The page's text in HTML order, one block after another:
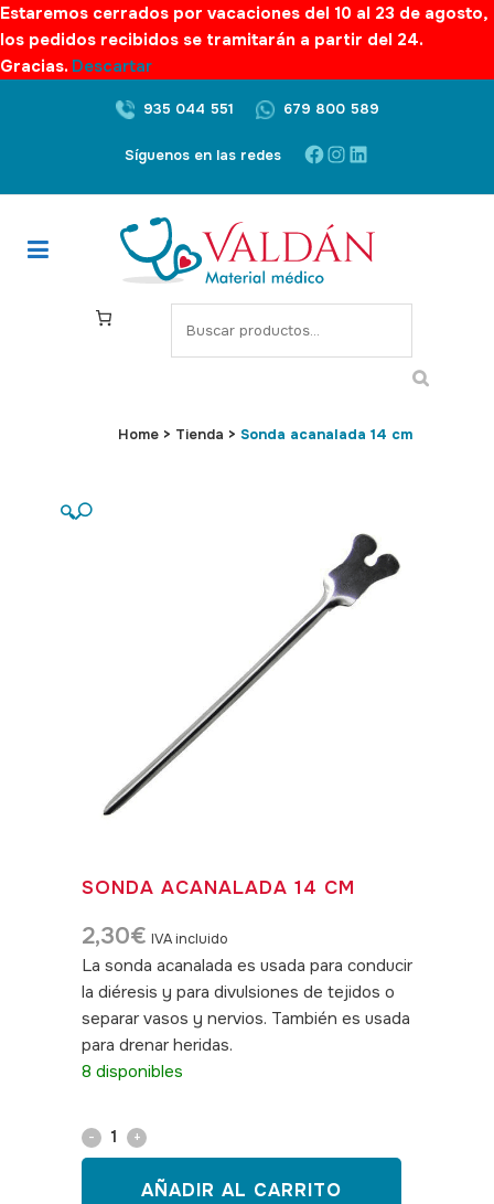
Estaremos cerrados por vacaciones del 10 al 23 de agosto,
los pedidos recibidos se tramitarán a partir del 24.
Gracias. Descartar
935 044 551 679 800 589
Síguenos en las redes Facebook
Instagram
LinkedIn
S
e
Home > Tienda > Sonda acanalada 14 cm
🔍
SONDA ACANALADA 14 CM
2,30€ IVA incluido
La sonda acanalada es usada para conducir
la diéresis y para divulsiones de tejidos o
separar vasos y nervios. También es usada
para drenar heridas.
8 disponibles
Sonda
acanalada
AÑADIR AL CARRITO